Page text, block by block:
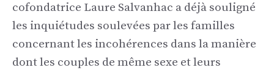
cofondatrice Laure Salvanhac a déjà souligné
les inquiétudes soulevées par les familles
concernant les incohérences dans la manière
dont les couples de même sexe et leurs